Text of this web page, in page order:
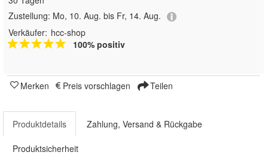
Zustellung: Mo, 10. Aug. bis Fr, 14. Aug.
Verkäufer: hcc-shop
100% positiv
Merken Preis vorschlagen Teilen
Produktdetails Zahlung, Versand & Rückgabe
Produktsicherheit